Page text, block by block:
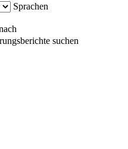
Sprachen
suchen